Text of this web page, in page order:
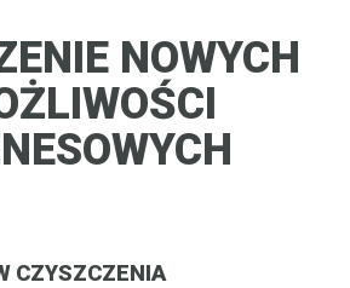
NOWYCH
CZYSZCZENIA